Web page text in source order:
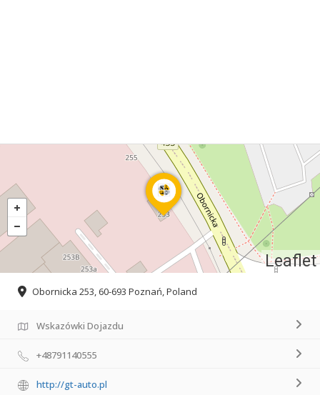
Leaflet
Obornicka 253, 60-693 Poznań, Poland
Wskazówki Dojazdu
+48791140555
http://gt-auto.pl